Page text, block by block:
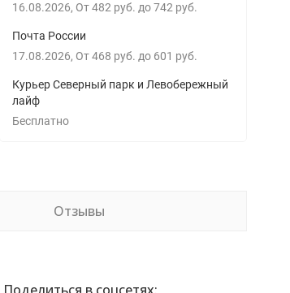
16.08.2026 От 482 руб. до 742 руб.
Почта России
17.08.2026 От 468 руб. до 601 руб.
Курьер Северный парк и Левобережный
лайф
Бесплатно
Отзывы